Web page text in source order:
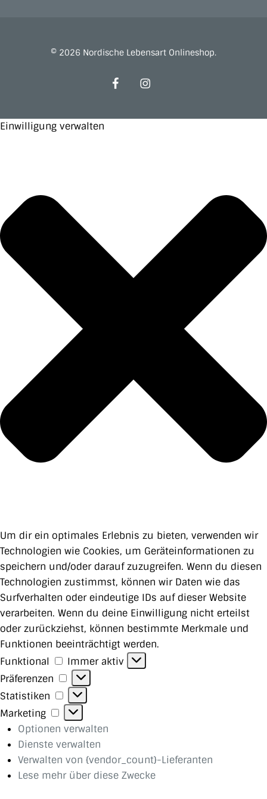
© 2026 Nordische Lebensart Onlineshop.
facebookinstagram
Einwilligung verwalten
Um dir ein optimales Erlebnis zu bieten, verwenden wir
Technologien wie Cookies, um Geräteinformationen zu
speichern und/oder darauf zuzugreifen. Wenn du diesen
Technologien zustimmst, können wir Daten wie das
Surfverhalten oder eindeutige IDs auf dieser Website
verarbeiten. Wenn du deine Einwilligung nicht erteilst
oder zurückziehst, können bestimmte Merkmale und
Funktionen beeinträchtigt werden.
Funktional
Funktional
Immer aktiv
Präferenzen
Präferenzen
Statistiken
Statistiken
Marketing
Marketing
Optionen verwalten
Dienste verwalten
Verwalten von {vendor_count}-Lieferanten
Lese mehr über diese Zwecke